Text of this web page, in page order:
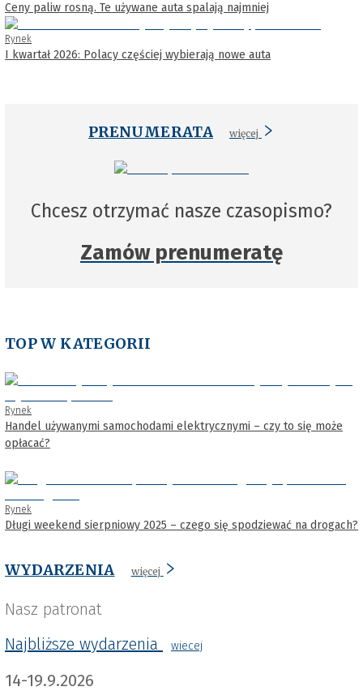
Ceny paliw rosną. Te używane auta spalają najmniej
Rynek
I kwartał 2026: Polacy częściej wybierają nowe auta
PRENUMERATA więcej
Chcesz otrzymać nasze czasopismo?
Zamów prenumeratę
TOP W KATEGORII
Rynek
Handel używanymi samochodami elektrycznymi – czy to się może
opłacać?
Rynek
Długi weekend sierpniowy 2025 – czego się spodziewać na drogach?
WYDARZENIA więcej
Nasz patronat
Najbliższe wydarzenia
wiecej
14-19.9.2026